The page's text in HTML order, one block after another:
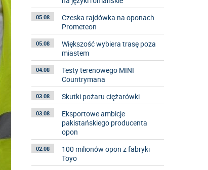
05.08
Czeska rajdówka na oponach
Prometeon
05.08
Większość wybiera trasę poza
miastem
04.08
Testy terenowego MINI
Countrymana
03.08 Skutki pożaru ciężarówki
03.08
Eksportowe ambicje
pakistańskiego producenta
opon
02.08
100 milionów opon z fabryki
Toyo